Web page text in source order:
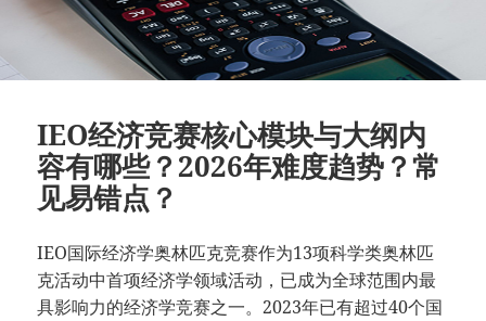
IEO经济竞赛核心模块与大纲内
容有哪些？2026年难度趋势？常
见易错点？
IEO国际经济学奥林匹克竞赛作为13项科学类奥林匹
克活动中首项经济学领域活动，已成为全球范围内最
具影响力的经济学竞赛之一。2023年已有超过40个国